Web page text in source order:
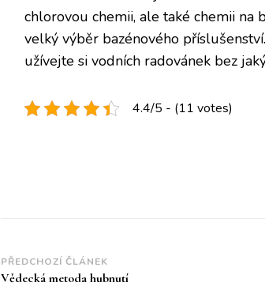
chlorovou chemii, ale také chemii na
velký výběr bazénového
užívejte si vodních radovánek bez
4.4/5 - (11 votes)
Navigace
PŘEDCHOZÍ ČLÁNEK
Vědecká metoda hubnutí